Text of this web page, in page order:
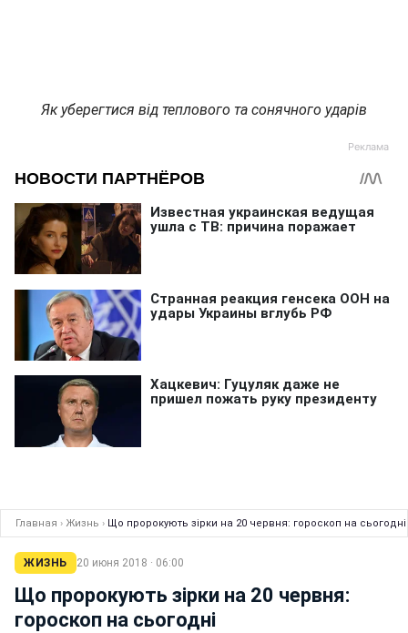
Як уберегтися від теплового та сонячного ударів
Главная › Жизнь › Що пророкують зірки на 20 червня: гороскоп на сьогодні
ЖИЗНЬ 20 июня 2018 · 06:00
Що пророкують зірки на 20 червня:
гороскоп на сьогодні